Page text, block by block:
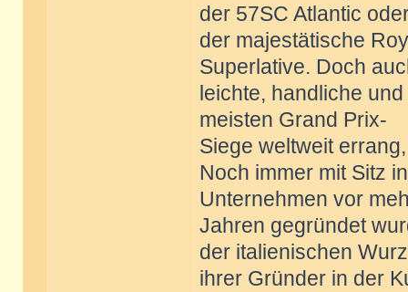
der 57SC Atlantic
der majestätische
Superlative. Doch
leichte, handliche
meisten Grand Prix-
Siege weltweit
Noch immer mit Sitz
Unternehmen vor
Jahren gegründet
der italienischen
ihrer Gründer in der